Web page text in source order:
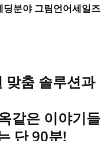
딩분야 그림언어세일즈
맞춤 솔루션과
같은 이야기들
단 90분!